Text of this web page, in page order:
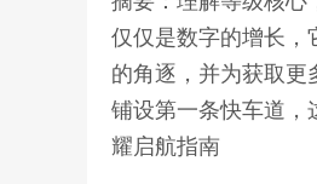
仅仅是数字的增长，
的角逐，并为获取更
铺设第一条快车道，
耀启航指南